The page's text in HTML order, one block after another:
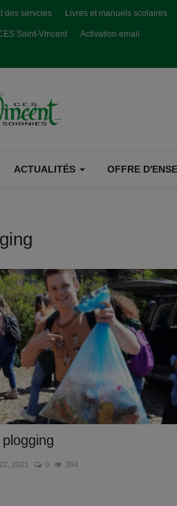
des servcies Livres et manuels scolaires
Saint-Vincent Activation email
ACTUALITÉS OFFRE
2021 0 394